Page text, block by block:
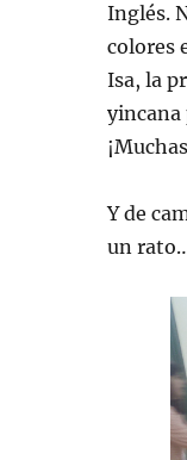
Inglés.
colores
Isa, la
yincana
Y de
un